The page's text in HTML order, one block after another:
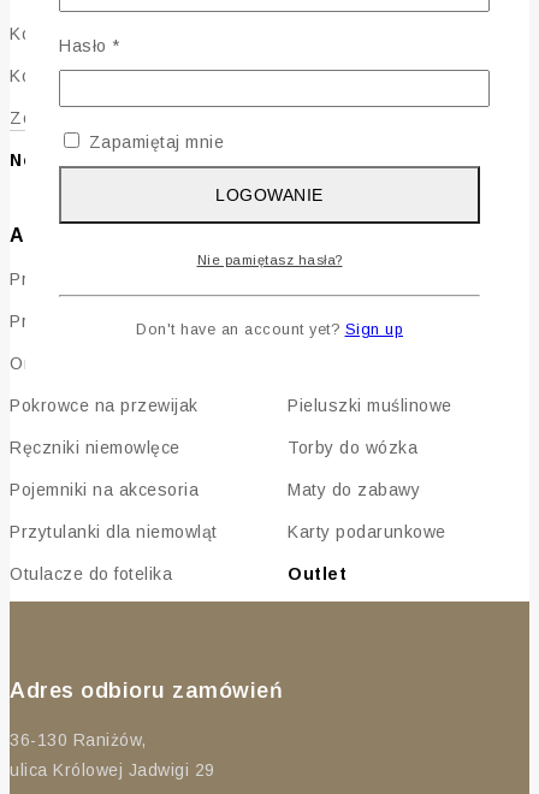
Kolekcja Ocean
Kolekcja Dmuchawce
Zobacz wszystkie kolekcje
Nowości
Ochraniacze kłos
Akcesoria niemowlęce
Prześcieradła do łóżeczka
Prześcieradła do gondoli
Organizery do łóżeczka
Pokrowce na przewijak
Ręczniki niemowlęce
Pojemniki na akcesoria
Przytulanki dla niemowląt
Otulacze do fotelika
Rożki dla niemowląt
Pieluszki muślinowe
Torby do wózka
Maty do zabawy
Karty podarunkowe
Outlet
Adres odbioru zamówień
36-130 Raniżów,
ulica Królowej Jadwigi 29
Hasło *Wymagane
Zapamiętaj mnie
LOGOWANIE
Nie pamiętasz hasła?
Don't have an account yet? Sign up